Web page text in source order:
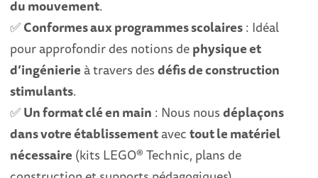
du mouvement.
✅Conformes aux programmes scolaires: Idéal
pour approfondir des notions dephysique et
d’ingénierieà travers desdéfis de construction
stimulants.
✅Un format clé en main : Nous nousdéplaçons
dans votre établissementavectout le matériel
nécessaire (kits LEGO® Technic, plans de